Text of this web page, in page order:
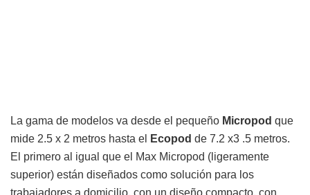
La gama de modelos va desde el pequeño Micropod que
mide 2.5 x 2 metros hasta el
Ecopod de 7.2 x3 .5 metros.
El primero al igual que el Max Micropod (ligeramente
superior) están diseñados como solución para los